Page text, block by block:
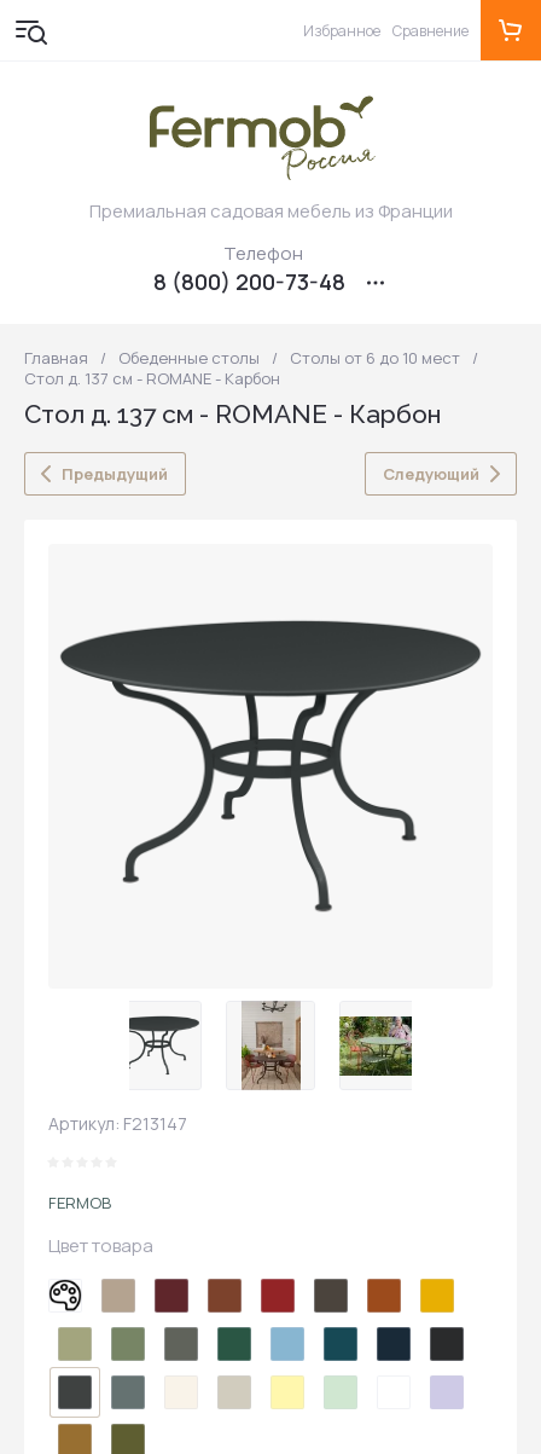
Премиальная садовая мебель из Франции
Телефон
8 (800) 200-73-48
Избранное Сравнение
Главная / Обеденные столы / Столы от 6 до 10 мест
/
Стол д. 137 см - ROMANE - Карбон
Стол д. 137 см - ROMANE - Карбон
Предыдущий Следующий
Артикул: F213147
FERMOB
Цвет товара